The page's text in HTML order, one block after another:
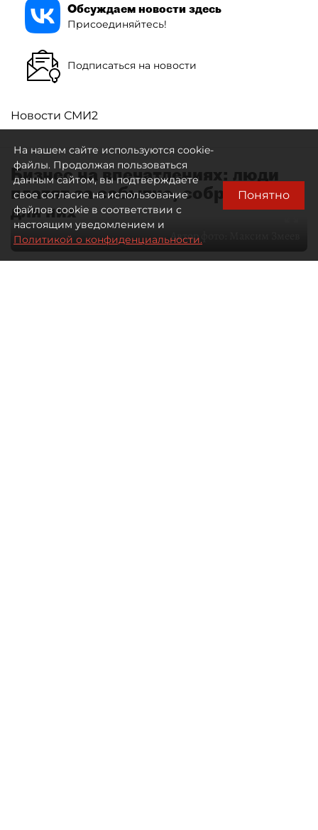
Обсуждаем новости здесь
Присоединяйтесь!
Подписаться на новости
Новости СМИ2
Бизнес на впечатлениях: люди
платят за событие, собранное
для них
Автор фото:
На нашем сайте используются cookie-
файлы. Продолжая пользоваться
данным сайтом, вы подтверждаете
свое согласие на использование
файлов cookie в соответствии с
настоящим уведомлением и
Политикой о конфиденциальности.
Понятно